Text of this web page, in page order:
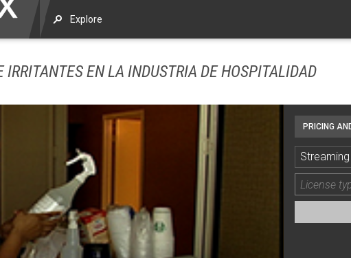
IRRITANTES EN LA INDUSTRIA DE HOSPITALIDAD
PRICING
Streaming
Explore